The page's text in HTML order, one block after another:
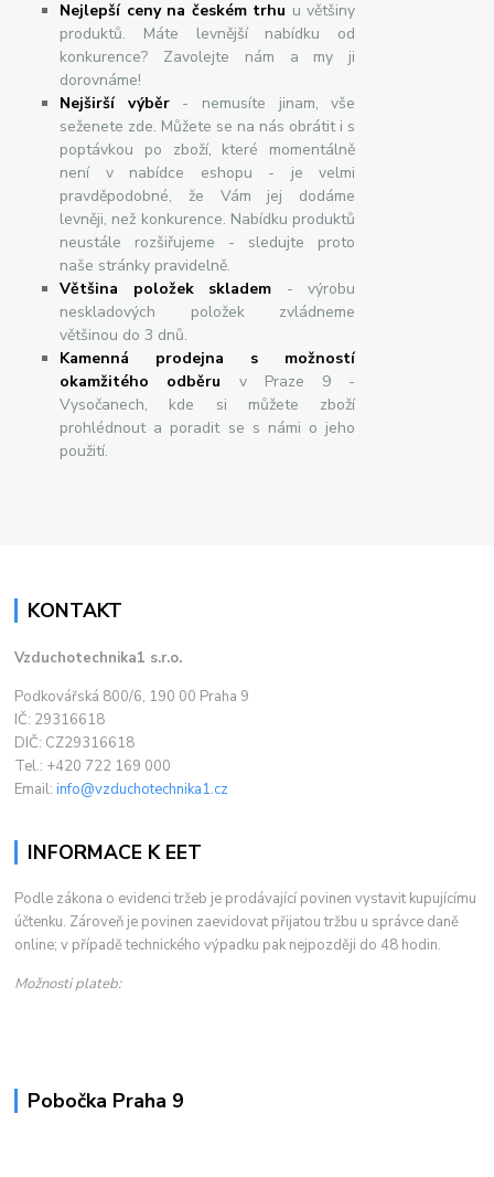
Nejlepší ceny na českém trhu u většiny
produktů. Máte levnější nabídku od
konkurence? Zavolejte nám a my ji
dorovnáme!
Nejširšívýběr- nemusíte jinam, vše
seženete zde. Můžete se na nás obrátit i s
poptávkou po zboží, které momentálně
není v nabídce eshopu - je velmi
pravděpodobné, že Vám jej dodáme
levněji, než konkurence. Nabídku produktů
neustále rozšiřujeme - sledujte proto
naše stránky pravidelně.
Většina položek skladem - výrobu
neskladových položek zvládneme
většinou do 3 dnů.
Kamenná prodejna s možností
okamžitého odběru v Praze 9 -
Vysočanech, kde si můžete zboží
prohlédnout a poradit se s námi o jeho
použití.
KONTAKT
Vzduchotechnika1 s.r.o.
Podkovářská 800/6, 190 00 Praha 9
IČ: 29316618
DIČ: CZ29316618
Tel.: +420 722 169 000
Email:info@vzduchotechnika1.cz
INFORMACE K EET
Podle zákona o evidenci tržeb je prodávající povinen vystavit kupujícímu
účtenku. Zároveň je povinen zaevidovat přijatou tržbu u správce daně
online; v případě technického výpadku pak nejpozději do 48 hodin.
Možnosti plateb:
Pobočka Praha 9